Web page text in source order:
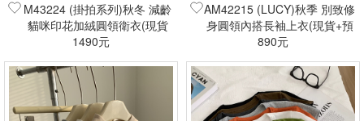
M43224 (掛拍系列)秋冬 減齡
貓咪印花加絨圓領衛衣(現貨
+預購)
1490元
AM42215 (LUCY)秋季 別致修
身圓領內搭長袖上衣(現貨+預
購)
890元